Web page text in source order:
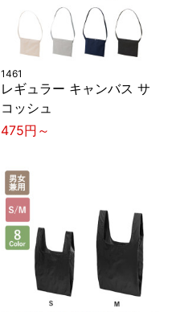
1461
レギュラー キャンバス サ
コッシュ
475円～